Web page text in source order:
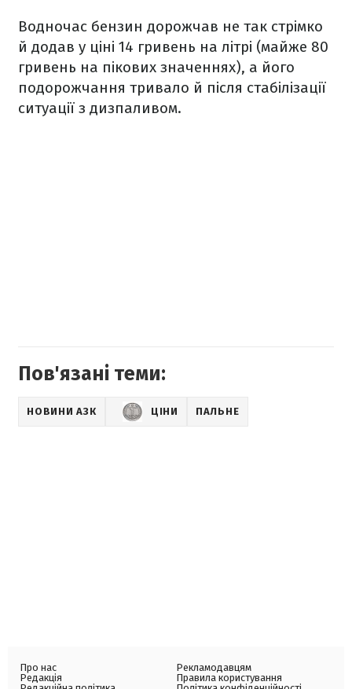
Водночас бензин дорожчав не так стрімко
й додав у ціні 14 гривень на літрі (майже 80
гривень на пікових значеннях), а його
подорожчання тривало й після стабілізації
ситуації з дизпаливом.
Пов'язані теми:
НОВИНИ АЗК ЦІНИ ПАЛЬНЕ
Про нас
Редакція
Рекламодавцям
Правила користування